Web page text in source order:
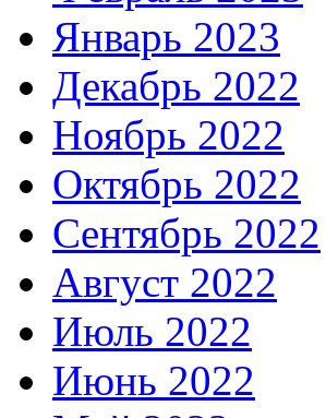
Январь 2023
Декабрь 2022
Ноябрь 2022
Октябрь 2022
Сентябрь 2022
Август 2022
Июль 2022
Июнь 2022